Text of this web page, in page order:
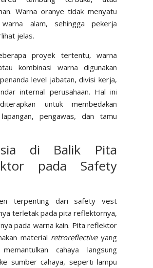
Warna oranye tidak menyatu
alam, sehingga pekerja
jelas.
proyek tertentu, warna
kombinasi warna digunakan
level jabatan, divisi kerja,
internal perusahaan. Hal ini
untuk membedakan
pengawas, dan tamu
di Balik Pita
pada Safety
terpenting dari safety vest
terletak pada pita reflektornya,
pada warna kain. Pita reflektor
material retroreflectiveyang
cahaya langsung
sumber cahaya, seperti lampu